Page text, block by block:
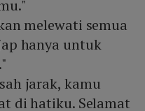
melewati semua
hanya untuk
jarak, kamu
di hatiku. Selamat